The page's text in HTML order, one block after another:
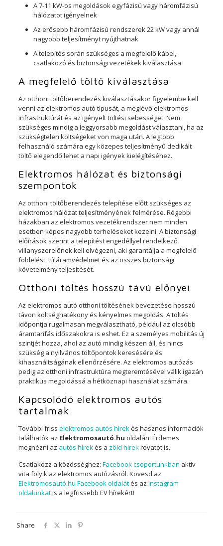
A 7-11 kW-os megoldások egyfázisú vagy háromfázisú
hálózatot igényelnek
Az erősebb háromfázisú rendszerek 22 kW vagy annál
nagyobb teljesítményt nyújthatnak
A telepítés során szükséges a megfelelő kábel,
csatlakozó és biztonsági vezetékek kiválasztása
A megfelelő töltő kiválasztása
Az otthoni töltőberendezés kiválasztásakor figyelembe kell
venni az elektromos autó típusát, a meglévő elektromos
infrastruktúrát és az igényelt töltési sebességet. Nem
szükséges mindig a leggyorsabb megoldást választani, ha az
szükségtelen költségeket von maga után. A legtöbb
felhasználó számára egy közepes teljesítményű dedikált
töltő elegendő lehet a napi igények kielégítéséhez.
Elektromos hálózat és biztonsági
szempontok
Az otthoni töltőberendezés telepítése előtt szükséges az
elektromos hálózat teljesítményének felmérése. Régebbi
házakban az elektromos vezetékrendszer nem minden
esetben képes nagyobb terheléseket kezelni. A biztonsági
előírások szerint a telepítést engedéllyel rendelkező
villanyszerelőnek kell elvégezni, aki garantálja a megfelelő
földelést, túláramvédelmet és az összes biztonsági
követelmény teljesítését.
Otthoni töltés hosszú távú előnyei
Az elektromos autó otthoni töltésének bevezetése hosszú
távon költséghatékony és kényelmes megoldás. A töltés
időpontja rugalmasan megválasztható, például az olcsóbb
áramtarifás időszakokra is eshet. Ez a személyes mobilitás új
szintjét hozza, ahol az autó mindig készen áll, és nincs
szükség a nyilvános töltőpontok keresésére és
kihasználtságának ellenőrzésére. Az elektromos autózás
pedig az otthoni infrastruktúra megteremtésével válik igazán
praktikus megoldássá a hétköznapi használat számára.
Kapcsolódó elektromos autós
tartalmak
További friss elektromos autós hírekés hasznos információk
találhatók az Elektromosautó.hu oldalán. Érdemes
megnézni az autós hírekés a zöld hírekrovatot is.
Csatlakozz a közösséghez: Facebook csoportunkban aktív
vita folyik az elektromos autózásról. Kövesd az
Elektromosautó.hu Facebook oldalátés az Instagram
oldalunkatis a legfrissebb EV hírekért!
Share